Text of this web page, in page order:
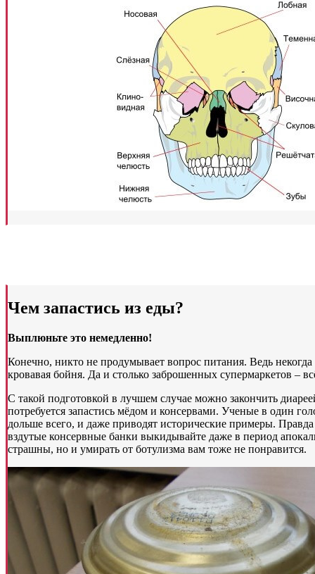
Чем запастись из еды?
Выплюньте это немедленно!
Конечно, никто не продумывает вопрос питания. Ведь
кровавая бойня. Да и столько заброшенных супермаркетов –
С такой подготовкой в лучшем случае можно закончить
потребуется запастись мёдом и консервами. Ученые в один
дольше всего, и даже приводят исторические примеры.
вздутые консервные банки выкидывайте даже в период
страшны, но и умирать от ботулизма вам тоже не понравится.